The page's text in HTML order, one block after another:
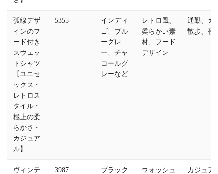
弧線デザ
インのフ
ード付き
スウェッ
トシャツ
【ユニセ
ックス・
レトロス
タイル・
極上の柔
らかさ・
カジュア
ル】
5355
インディ
ゴ、ブル
ーグレ
ー、チャ
コールグ
レーなど
レトロ風、
柔らかい素
材、フード
デザイン
通勤、カ
散歩、夜
ヴィンテ
3987
ブラック
ウォッシュ
カジュア